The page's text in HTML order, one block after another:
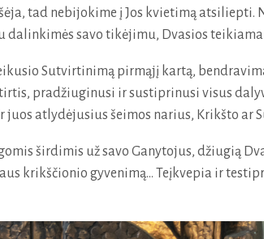
tad nebijokime į Jos kvietimą
dalinkimės savo tikėjimu, Dvasios teikiama
Sutvirtinimą pirmąjį kartą,
pradžiuginusi ir sustiprinusi visus
atlydėjusius šeimos narius, Krikšto ar
širdimis už savo Ganytojus, džiugią
krikščionio gyvenimą... Teįkvepia ir